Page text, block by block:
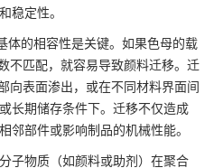
稳定性。
体的相容性是关键。如果色母的载
不匹配，就容易导致颜料迁移。迁
向表面渗出，或在不同材料界面间
长期储存条件下。迁移不仅造成
邻部件或影响制品的机械性能。
子物质（如颜料或助剂）在聚合